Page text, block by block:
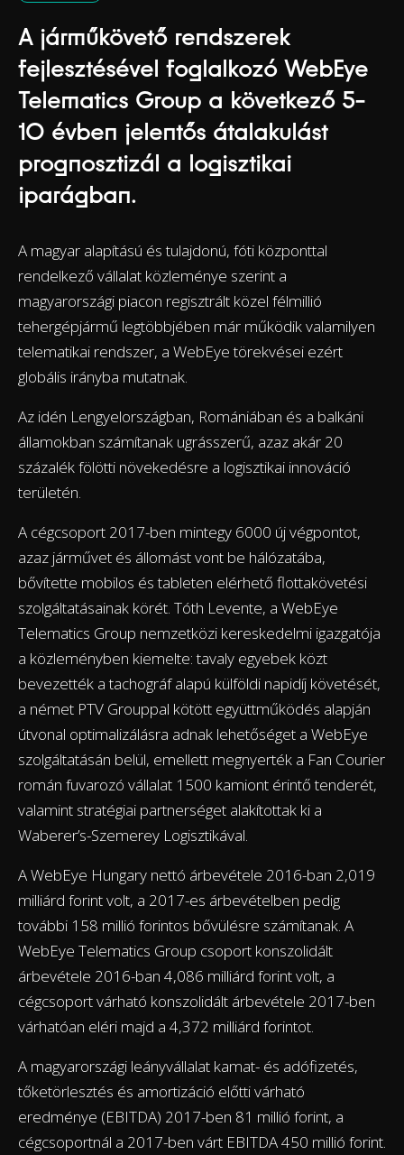
A járműkövető rendszerek
fejlesztésével foglalkozó WebEye
Telematics Group a következő 5-
10 évben jelentős átalakulást
prognosztizál a logisztikai
iparágban.
A magyar alapítású és tulajdonú, fóti központtal
rendelkező vállalat közleménye szerint a
magyarországi piacon regisztrált közel félmillió
tehergépjármű legtöbbjében már működik valamilyen
telematikai rendszer, a WebEye törekvései ezért
globális irányba mutatnak.
Az idén Lengyelországban, Romániában és a balkáni
államokban számítanak ugrásszerű, azaz akár 20
százalék fölötti növekedésre a logisztikai innováció
területén.
A cégcsoport 2017-ben mintegy 6000 új végpontot,
azaz járművet és állomást vont be hálózatába,
bővítette mobilos és tableten elérhető flottakövetési
szolgáltatásainak körét. Tóth Levente, a WebEye
Telematics Group nemzetközi kereskedelmi igazgatója
a közleményben kiemelte: tavaly egyebek közt
bevezették a tachográf alapú külföldi napidíj követését,
a német PTV Grouppal kötött együttműködés alapján
útvonal optimalizálásra adnak lehetőséget a WebEye
szolgáltatásán belül, emellett megnyerték a Fan Courier
román fuvarozó vállalat 1500 kamiont érintő tenderét,
valamint stratégiai partnerséget alakítottak ki a
Waberer’s-Szemerey Logisztikával.
A WebEye Hungary nettó árbevétele 2016-ban 2,019
milliárd forint volt, a 2017-es árbevételben pedig
további 158 millió forintos bővülésre számítanak. A
WebEye Telematics Group csoport konszolidált
árbevétele 2016-ban 4,086 milliárd forint volt, a
cégcsoport várható konszolidált árbevétele 2017-ben
várhatóan eléri majd a 4,372 milliárd forintot.
A magyarországi leányvállalat kamat- és adófizetés,
tőketörlesztés és amortizáció előtti várható
eredménye (EBITDA) 2017-ben 81 millió forint, a
cégcsoportnál a 2017-ben várt EBITDA 450 millió forint.